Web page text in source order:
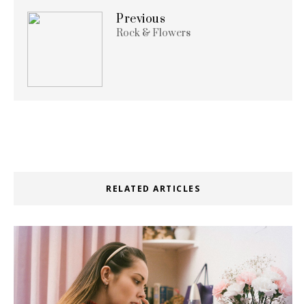
Previous
Rock & Flowers
RELATED ARTICLES